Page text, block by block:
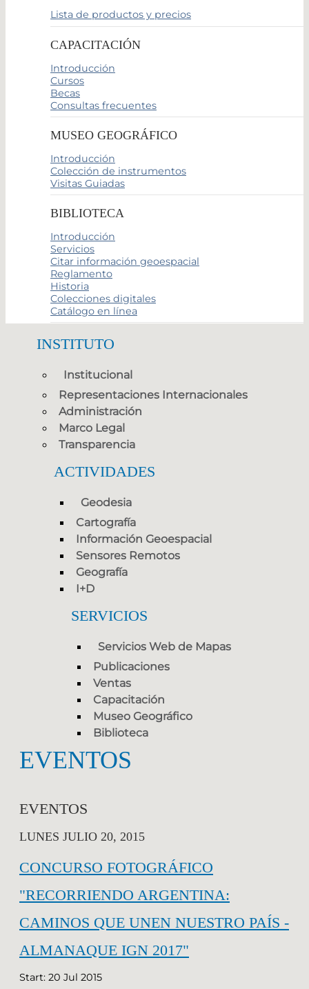
Lista de productos y precios
CAPACITACIÓN
Introducción
Cursos
Becas
Consultas frecuentes
MUSEO GEOGRÁFICO
Introducción
Colección de instrumentos
Visitas Guiadas
BIBLIOTECA
Introducción
Servicios
Citar información geoespacial
Reglamento
Historia
Colecciones digitales
Catálogo en línea
INSTITUTO
Institucional
Representaciones Internacionales
Administración
Marco Legal
Transparencia
ACTIVIDADES
Geodesia
Cartografía
Información Geoespacial
Sensores Remotos
Geografía
I+D
SERVICIOS
Servicios Web de Mapas
Publicaciones
Ventas
Capacitación
Museo Geográfico
Biblioteca
EVENTOS
EVENTOS
LUNES JULIO 20, 2015
CONCURSO FOTOGRÁFICO
"RECORRIENDO ARGENTINA:
CAMINOS QUE UNEN NUESTRO PAÍS -
ALMANAQUE IGN 2017"
Start: 20 Jul 2015